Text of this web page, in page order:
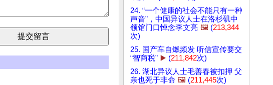
24. “一个健康的社会不能只有一种
声音”，中国异议人士在洛杉矶中
领馆门口悼念李文亮 🖼️ (213,344
次)
25. 国产车自燃频发 听信宣传要交
“智商税” ▶️ (211,842次)
26. 湖北异议人士毛善春被扣押 父
亲也死于非命 🖼️ (211,445次)